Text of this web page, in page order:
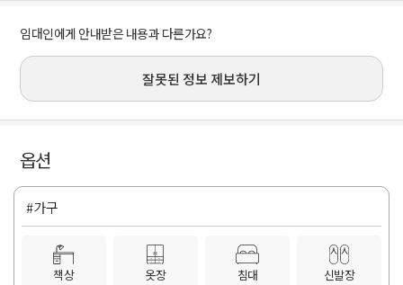
임대인에게 안내받은 내용과 다른가요?
잘못된 정보 제보하기
옵션
#가구
책상 옷장 침대 신발장